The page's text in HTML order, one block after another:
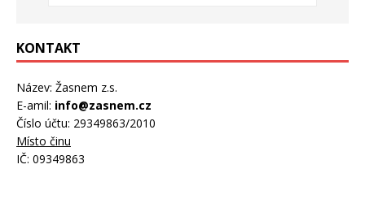
KONTAKT
Název: Žasnem z.s.
E-amil: info@zasnem.cz
Číslo účtu: 29349863/2010
Místo činu
IČ: 09349863